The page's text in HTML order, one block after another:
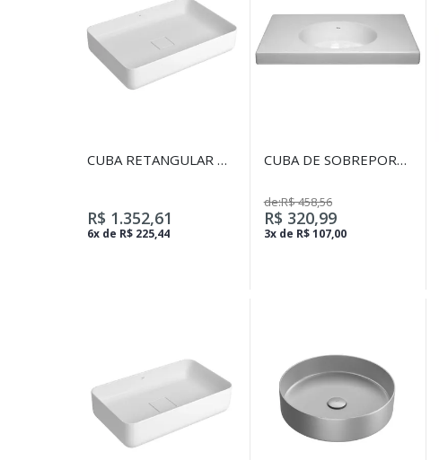
CUBA RETANGULAR DE
R$ 1.352,61
6x de R$ 225,44
CUBA DE SOBREPOR
BOJO REDONDO
600X460MM - BRANCO
GELO
de:R$ 458,56
R$ 320,99
3x de R$ 107,00